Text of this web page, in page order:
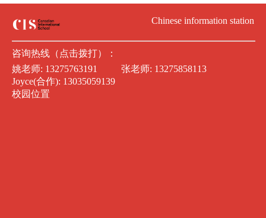
Chinese information station
咨询热线（点击拨打）：
姚老师: 13275763191 张老师: 13275858113
Joyce(合作): 13035059139
校园位置